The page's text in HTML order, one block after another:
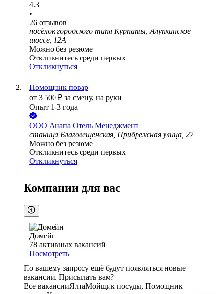
4.3
•
26 отзывов
посёлок городского типа Курпаты, Алупкинское
шоссе, 12А
Можно без резюме
Откликнитесь среди первых
Откликнуться
Помощник повар
от 3 500 ₽ за смену, на руки
Опыт 1-3 года
ООО Анапа Отель Менеджмент
станица Благовещенская, Прибрежная улица, 27
Можно без резюме
Откликнитесь среди первых
Откликнуться
Компании для вас
Домейн
78 активных вакансий
Посмотреть
По вашему запросу ещё будут появляться новые
вакансии. Присылать вам?
Все вакансииЯлтаМойщик посуды, Помощник